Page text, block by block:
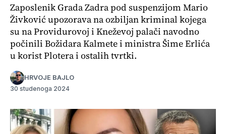
Zaposlenik Grada Zadra pod suspenzijom Mario
Živković upozorava na ozbiljan kriminal kojega
su na Providurovoj i Kneževoj palači navodno
počinili Božidara Kalmete i ministra Šime Erlića
u korist Plotera i ostalih tvrtki.
HRVOJE BAJLO
30 studenoga 2024